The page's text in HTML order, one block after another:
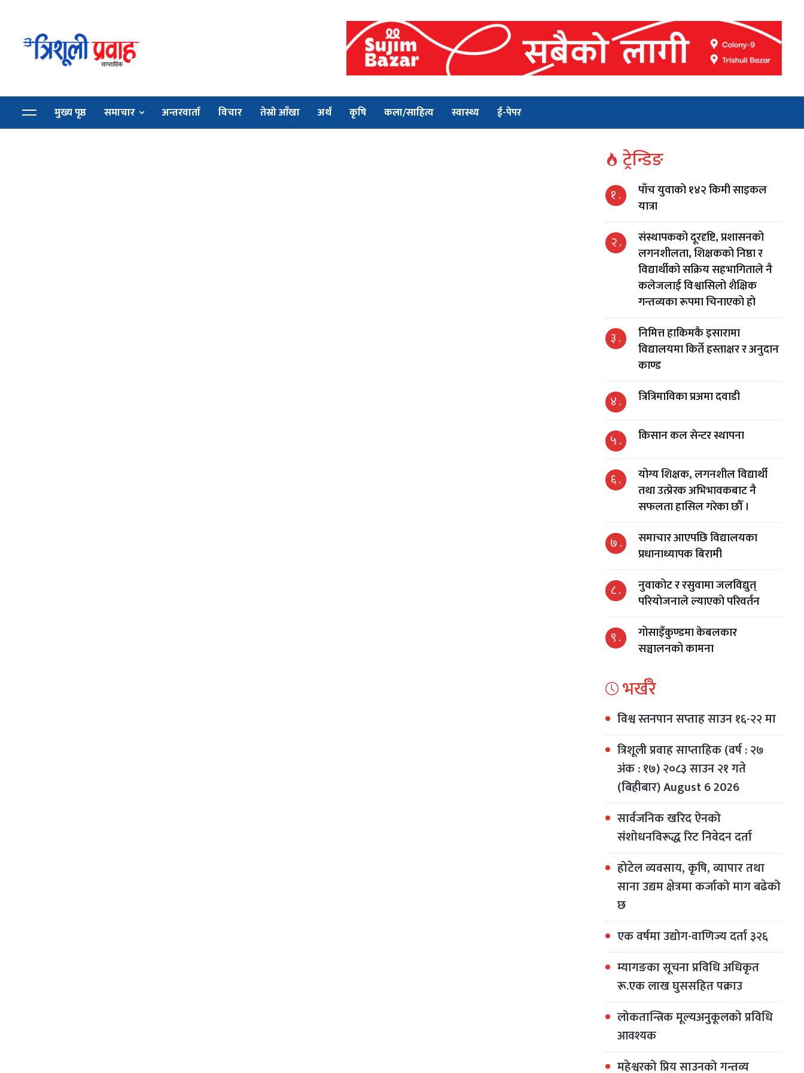
मुख्य पृष्ठ समाचार अन्तरवार्ता विचार तेस्रो आँखा अर्थ कृषि कला/साहित्य स्वास्थ्य ई-पेपर
ट्रेन्डिङ
१ .
पाँच युवाको १४२ किमी साइकल
यात्रा
२ .
संस्थापकको दूरदृष्टि, प्रशासनको
लगनशीलता, शिक्षकको निष्ठा र
विद्यार्थीको सक्रिय सहभागिताले नै
कलेजलाई विश्वासिलो शैक्षिक
गन्तव्यका रूपमा चिनाएको हो
३ .
निमित्त हाकिमकै इसारामा
विद्यालयमा किर्ते हस्ताक्षर र अनुदान
काण्ड
४ . त्रित्रिमाविका प्रअमा दवाडी
५ . किसान कल सेन्टर स्थापना
६ .
योग्य शिक्षक, लगनशील विद्यार्थी
तथा उत्प्रेरक अभिभावकबाट नै
सफलता हासिल गरेका छौँ ।
७ .
समाचार आएपछि विद्यालयका
प्रधानाध्यापक बिरामी
८ .
नुवाकोट र रसुवामा जलविद्युत्
परियोजनाले ल्याएको परिवर्तन
९ .
गोसाइँकुण्डमा केबलकार
सञ्चालनको कामना
भर्खरै
विश्व स्तनपान सप्ताह साउन १६-२२ मा
त्रिशूली प्रवाह साप्ताहिक (वर्ष : २७
अंक : १७) २०८३ साउन २१ गते
(बिहीबार) August 6 2026
सार्वजनिक खरिद ऐनको
संशोधनविरूद्ध रिट निवेदन दर्ता
होटेल व्यवसाय, कृषि, व्यापार तथा
साना उद्यम क्षेत्रमा कर्जाको माग बढेको
छ
एक वर्षमा उद्योग-वाणिज्य दर्ता ३२६
म्यागङका सूचना प्रविधि अधिकृत
रू.एक लाख घुससहित पक्राउ
लोकतान्त्रिक मूल्यअनुकूलको प्रविधि
आवश्यक
महेश्वरको प्रिय साउनको गन्तव्य